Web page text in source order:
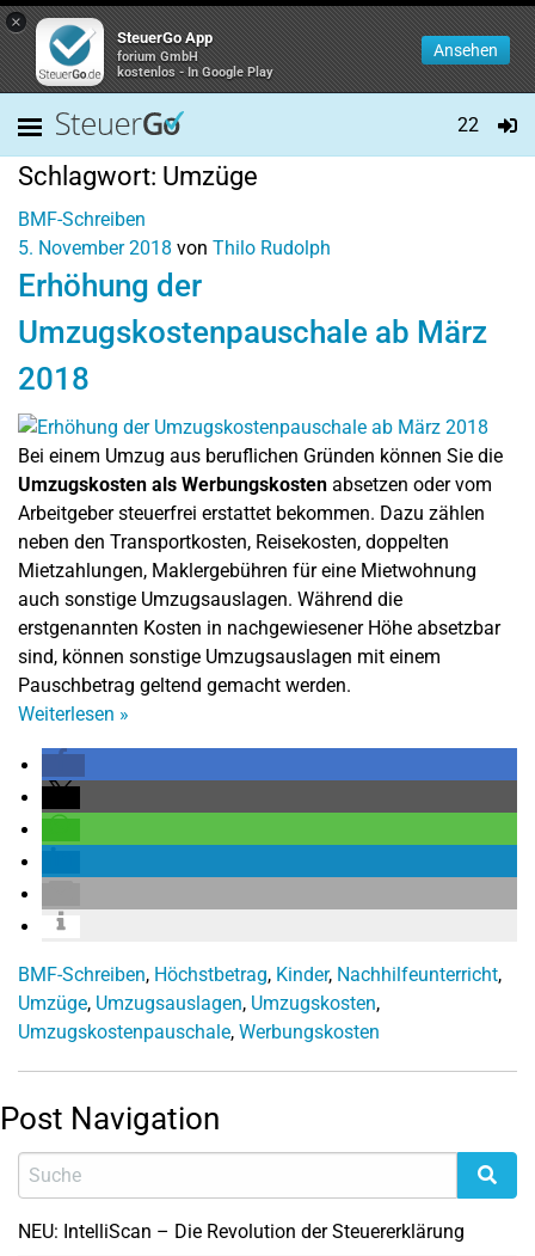
×
SteuerGo App
forium GmbH
kostenlos - In Google Play
Ansehen
22
Schlagwort: Umzüge
BMF-Schreiben
5. November 2018 von Thilo Rudolph
Erhöhung der
Umzugskostenpauschale ab März
2018
Bei einem Umzug aus beruflichen Gründen können Sie die
Umzugskosten als Werbungskosten absetzen oder vom
Arbeitgeber steuerfrei erstattet bekommen. Dazu zählen
neben den Transportkosten, Reisekosten, doppelten
Mietzahlungen, Maklergebühren für eine Mietwohnung
auch sonstige Umzugsauslagen. Während die
erstgenannten Kosten in nachgewiesener Höhe absetzbar
sind, können sonstige Umzugsauslagen mit einem
Pauschbetrag geltend gemacht werden.
Weiterlesen »
BMF-Schreiben, Höchstbetrag, Kinder, Nachhilfeunterricht,
Umzüge, Umzugsauslagen, Umzugskosten,
Umzugskostenpauschale, Werbungskosten
Post Navigation
NEU: IntelliScan – Die Revolution der Steuererklärung